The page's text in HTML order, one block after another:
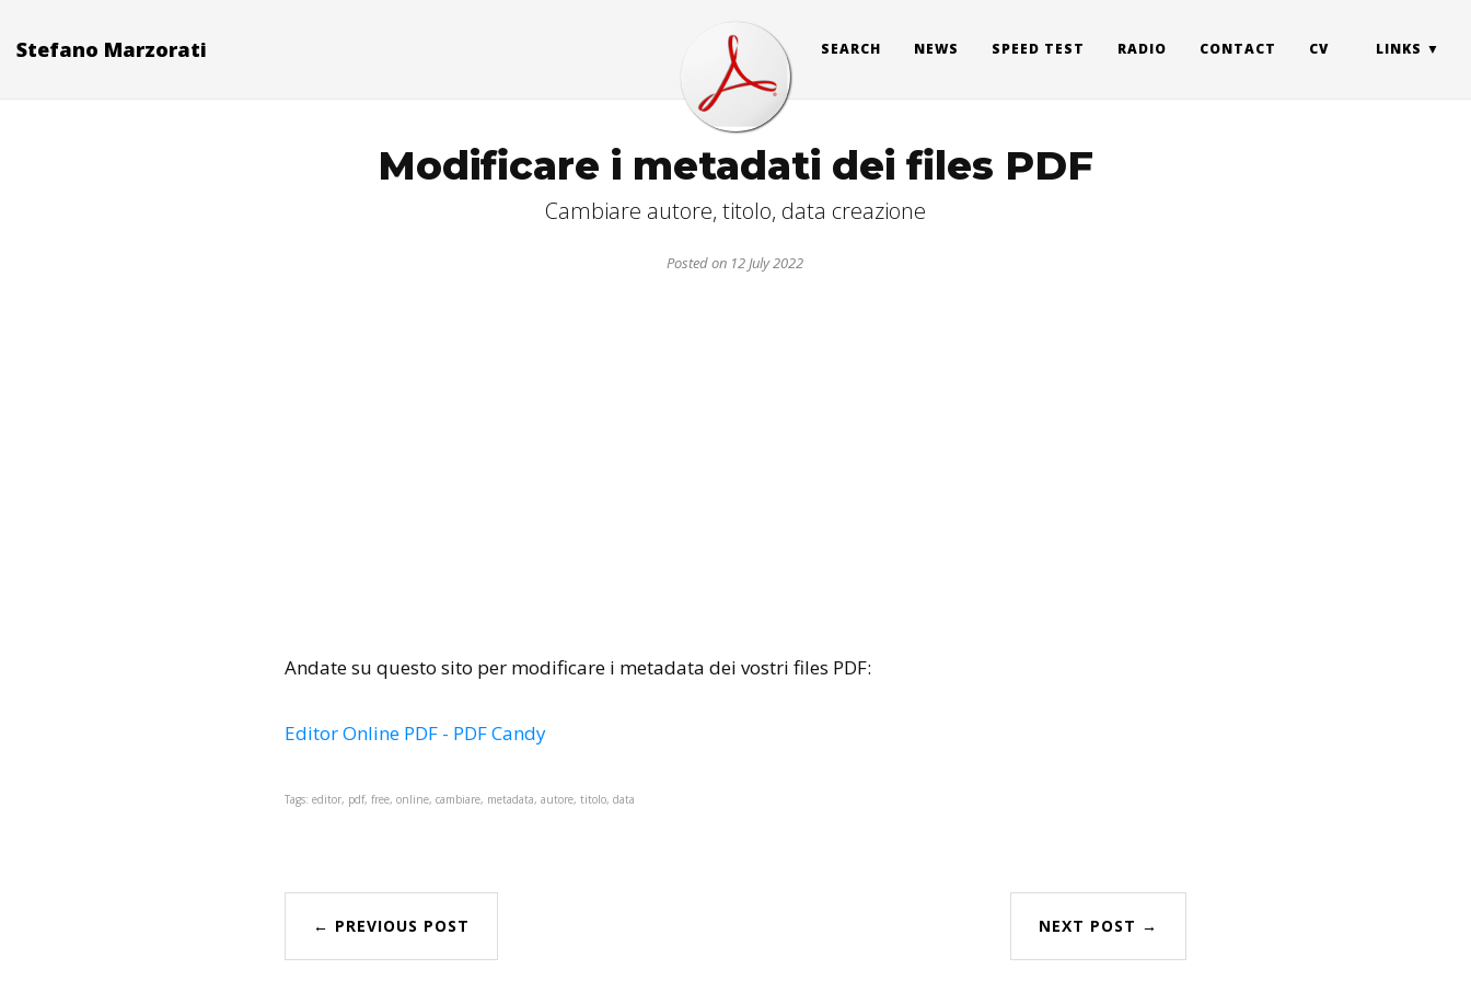
Stefano Marzorati SEARCH NEWS SPEED TEST RADIO CONTACT CV LINKS
Modificare i metadati dei files PDF
Cambiare autore, titolo, data creazione
Posted on 12 July 2022
Andate su questo sito per modificare i metadata dei vostri files PDF:
Editor Online PDF - PDF Candy
Tags: editor, pdf, free, online, cambiare, metadata, autore, titolo, data
← PREVIOUS POST NEXT POST →